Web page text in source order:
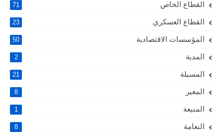
القطاع الخاص 71
القطاع العسكري 23
المؤسسات الاقتصادية 50
المدية 2
المسيلة 21
المغير 8
المنيعة 1
النعامة 8